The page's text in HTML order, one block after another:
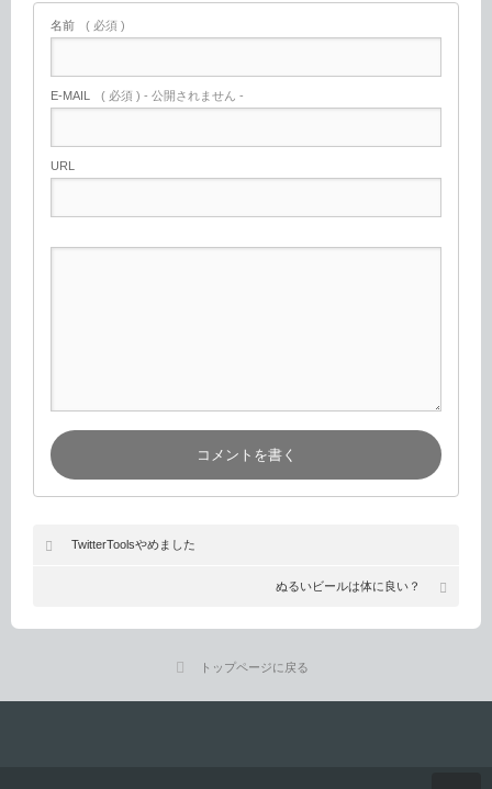
名前 ( 必須 )
E-MAIL ( 必須 ) - 公開されません -
URL
TwitterToolsやめました
ぬるいビールは体に良い？
トップページに戻る